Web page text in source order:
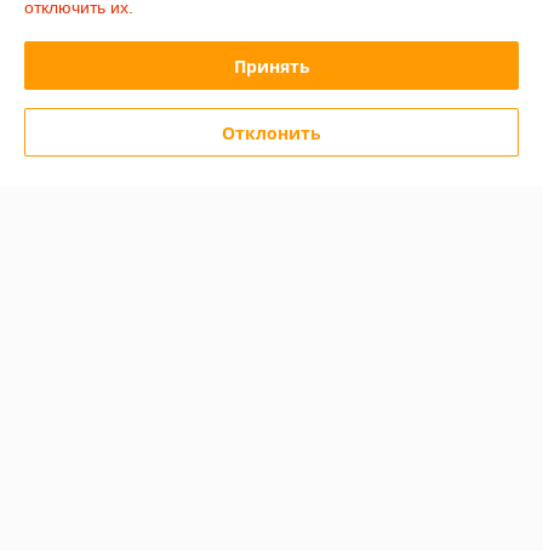
Покупатель
Отлично
Мне быстро позвонитли и предложили другую модель
Сделка подтверждена через корзину
отключить их.
Принять
Отклонить